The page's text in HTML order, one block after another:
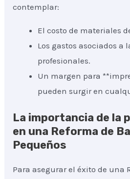
contemplar:
El costo de materiales
Los gastos asociados a
profesionales.
Un margen para
pueden surgir en
La importancia de la
en una Reforma de
Pequeños
Para asegurar el éxito de una